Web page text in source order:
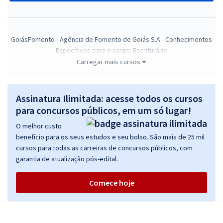
GoiásFomento - Agência de Fomento de Goiás S.A - Conhecimentos
Específicos para o cargo: Escriturário
R$ 375,84à vista
Comprar
GoiásFomento - Agência de Fomento de Goiás S.A - Analista de
Desenvolvimento – Contador
à vista
32,66
Economize R$ 97,98 (-20%)
Carregar mais cursos
Assinatura Ilimitada: acesse todos os cursos
para concursos públicos, em um só lugar!
O melhor custo
benefício para os seus estudos e seu bolso. São mais de 25 mil
cursos para todas as carreiras de concursos públicos, com
garantia de atualização pós-edital.
Comece hoje